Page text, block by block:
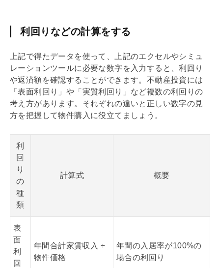
利回りなどの計算をする
上記で得たデータを使って、上記のエクセルやシミュ
レーションツールに必要な数字を入力すると、利回り
や返済額を確認することができます。不動産投資には
「表面利回り 」や「実質利回り 」など複数の利回りの
考え方があります。それぞれの違いと正しい数字の見
方を把握して物件購入に役立てましょう。
利
回
り
の
種
類
計算式 概要
表
面
利
回
年間合計家賃収入 ÷
物件価格
年間の入居率が100%の
場合の利回り